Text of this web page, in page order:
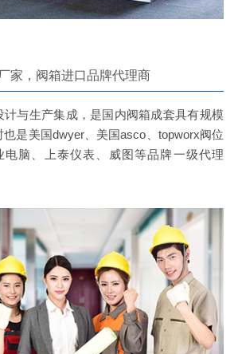
家，阀箱进口品牌代理商
计与生产集成，是国内阀箱成套具有规模
是美国dwyer、美国asco、topworx阀位
电脑、上泰仪表、威图等品牌一级代理